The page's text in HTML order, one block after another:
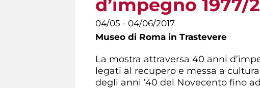
d’impegno 1977/
04/05 - 04/06/2017
Museo di Roma in Trastevere
La mostra attraversa 40 anni
legati al recupero e messa a
degli anni ’40 del Novecento fino